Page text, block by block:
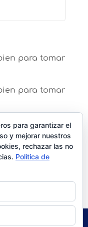
para tomar
para tomar
mejor
no sabías
para garantizar el
y mejorar nuestros
rechazar las no
Política de